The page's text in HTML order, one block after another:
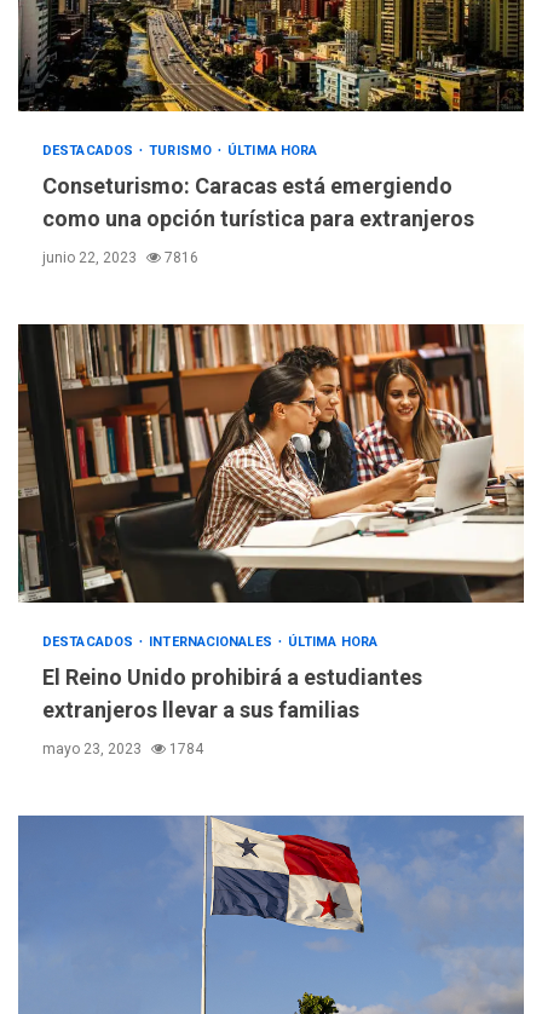
DESTACADOS TURISMO ÚLTIMA HORA
Conseturismo: Caracas está emergiendo
como una opción turística para extranjeros
junio 22, 2023 7816
DESTACADOS INTERNACIONALES ÚLTIMA HORA
El Reino Unido prohibirá a estudiantes
extranjeros llevar a sus familias
mayo 23, 2023 1784